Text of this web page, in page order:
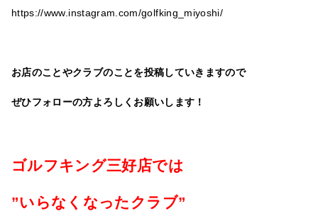
https://www.instagram.com/golfking_miyoshi/
お店のことやクラブのことを投稿していきますので
ぜひフォローの方よろしくお願いします！
ゴルフキング三好店では
”いらなくなったクラブ”